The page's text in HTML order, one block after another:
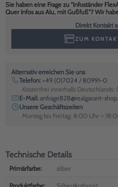
Sie haben eine Frage zu "Infoständer
Quer Infos aus Alu, mit Gußfuß"? Wir
Direkt Kontakt
ZUM
Alternativ erreichen Sie uns
Telefon: +49 (0)7024 / 80991-0
Kostenfrei innerhalb
E-Mail:anfrageB2B@realgarant-
Unsere Geschäftszeiten
Montag bis Freitag: 8:00 Uhr –
Technische Details
Primärfarbe: silber